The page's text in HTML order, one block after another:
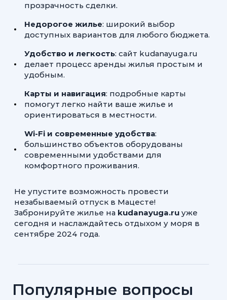
прозрачность сделки.
Недорогое жилье: широкий выбор
доступных вариантов для любого бюджета.
Удобство и легкость: сайт kudanayuga.ru
делает процесс аренды жилья простым и
удобным.
Карты и навигация: подробные карты
помогут легко найти ваше жилье и
ориентироваться в местности.
Wi-Fi и современные удобства:
большинство объектов оборудованы
современными удобствами для
комфортного проживания.
Не упустите возможность провести
незабываемый отпуск в Мацесте!
Забронируйте жилье на kudanayuga.ru уже
сегодня и наслаждайтесь отдыхом у моря в
сентябре 2024 года.
Популярные вопросы